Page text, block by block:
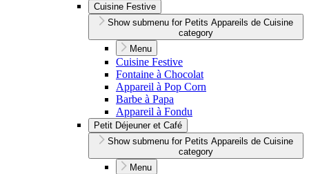
Cuisine Festive
Show submenu for Petits Appareils de Cuisine
category
Menu
Cuisine Festive
Fontaine à Chocolat
Appareil à Pop Corn
Barbe à Papa
Appareil à Fondu
Petit Déjeuner et Café
Show submenu for Petits Appareils de Cuisine
category
Menu